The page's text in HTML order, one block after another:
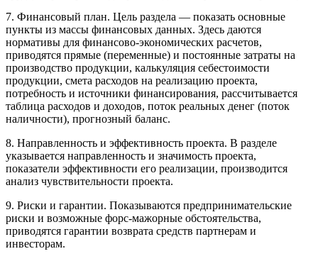
7. Финансовый план. Цель раздела — показать основные
пункты из массы финансовых данных. Здесь даются
нормативы для финансово-экономических расчетов,
приводятся прямые (переменные) и постоянные затраты на
производство продукции, калькуляция себестоимости
продукции, смета расходов на реализацию проекта,
потребность и источники финансирования, рассчитывается
таблица расходов и доходов, поток реальных денег (поток
наличности), прогнозный баланс.
8. Направленность и эффективность проекта. В разделе
указывается направленность и значимость проекта,
показатели эффективности его реализации, производится
анализ чувствительности проекта.
9. Риски и гарантии. Показываются предпринимательские
риски и возможные форс-мажорные обстоятельства,
приводятся гарантии возврата средств партнерам и
инвесторам.